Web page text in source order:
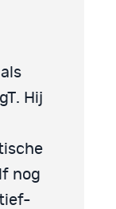
Hij
nog